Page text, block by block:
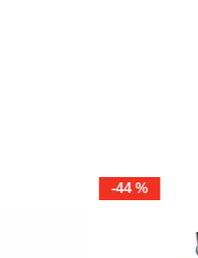
-44 %